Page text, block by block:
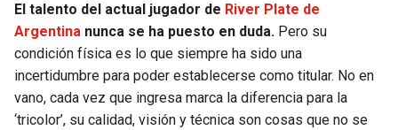
PANTHERS
SAINTS
BUCCANEERS
JAZZ
El talento del actual jugador de River Plate de
Argentina nunca se ha puesto en duda. Pero su
condición física es lo que siempre ha sido una
incertidumbre para poder establecerse como titular. No en
vano, cada vez que ingresa marca la diferencia para la
‘tricolor’, su calidad, visión y técnica son cosas que no se